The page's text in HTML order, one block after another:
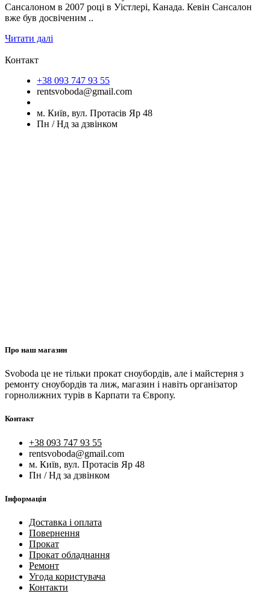
Сансалоном в 2007 році в Уістлері, Канада. Кевін Сансалон
вже був досвіченим ..
Читати далі
Контакт
+38 093 747 93 55
rentsvoboda@gmail.com
м. Київ, вул. Протасів Яр 48
Пн / Нд за дзвінком
Про наш магазин
Svoboda це не тільки прокат сноубордів, але і майстерня з
ремонту сноубордів та лиж, магазин і навіть організатор
горнолижних турів в Карпати та Європу.
Контакт
+38 093 747 93 55
rentsvoboda@gmail.com
м. Київ, вул. Протасів Яр 48
Пн / Нд за дзвінком
Інформація
Доставка і оплата
Повернення
Прокат
Прокат обладнання
Ремонт
Угода користувача
Контакти